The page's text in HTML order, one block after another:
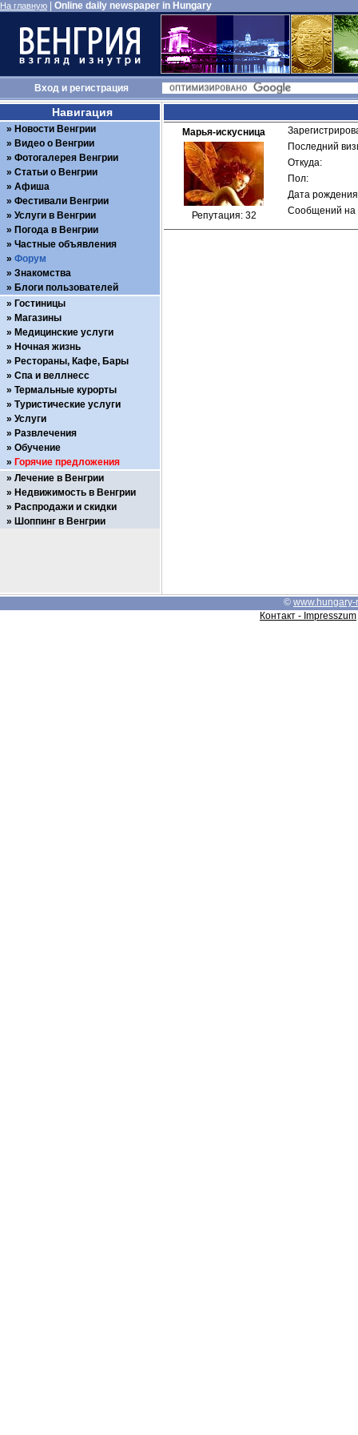
На главную Online daily newspaper in Hungary
Входи регистрация
Марья-искусница
Репутация: 32
Последний
Откуда:
Пол:
Дата
Сообщений на
Навигация
Новости Венгрии
Видео о Венгрии
Фотогалерея Венгрии
Статьи о Венгрии
Афиша
Фестивали Венгрии
Услуги в Венгрии
Погода в Венгрии
Частные объявления
Форум
Знакомства
Блоги пользователей
Гостиницы
Магазины
Медицинские услуги
Ночная жизнь
Рестораны, Кафе, Бары
Спа и веллнесс
Термальные курорты
Туристические услуги
Услуги
Развлечения
Обучение
Горячие предложения
Лечение в Венгрии
Недвижимость в Венгрии
Распродажи и скидки
Шоппинг в Венгрии
© www.hungary-
Контакт - Impresszum